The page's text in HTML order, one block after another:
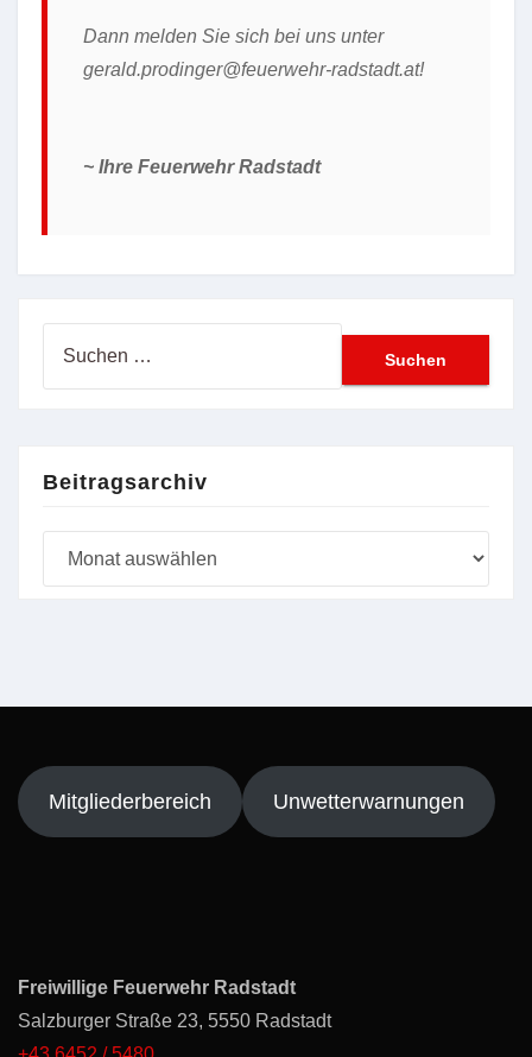
Dann melden Sie sich bei uns unter
gerald.prodinger@feuerwehr-radstadt.at!
~ Ihre Feuerwehr Radstadt
Beitragsarchiv
Mitgliederbereich Unwetterwarnungen
Freiwillige Feuerwehr Radstadt
Salzburger Straße 23, 5550 Radstadt